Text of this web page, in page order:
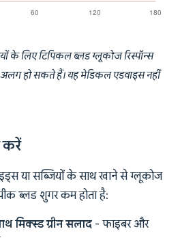
के लिए टिपिकल ब्लड ग्लूकोज रिस्पॉन्स
अलग हो सकते हैं। यह मेडिकल एडवाइस नहीं
करें
या सब्जियों के साथ खाने से ग्लूकोज
ब्लड शुगर कम होता है:
ग्रीन सलाद - फाइबर और